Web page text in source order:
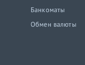
Банкоматы
Обмен валюты